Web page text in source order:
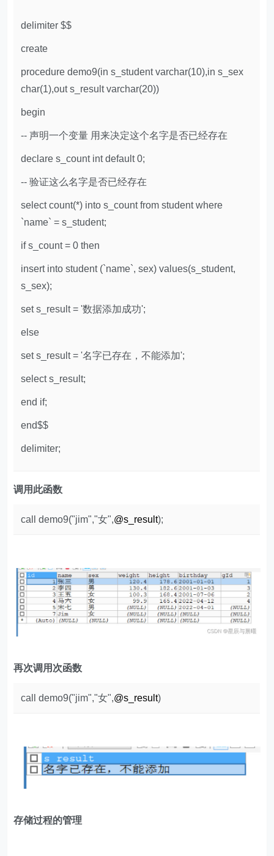
delimiter $$
create
procedure demo9(in s_student varchar(10),in s_sex
char(1),out s_result varchar(20))
begin
-- 声明一个变量 用来决定这个名字是否已经存在
declare s_count int default 0;
-- 验证这么名字是否已经存在
select count(*) into s_count from student where
`name` = s_student;
if s_count = 0 then
insert into student (`name`, sex) values(s_student,
s_sex);
set s_result = '数据添加成功';
else
set s_result = '名字已存在，不能添加';
select s_result;
end if;
end$$
delimiter;
调用此函数
call demo9("jim","女",@s_result);
再次调用次函数
call demo9("jim","女",@s_result)
存储过程的管理